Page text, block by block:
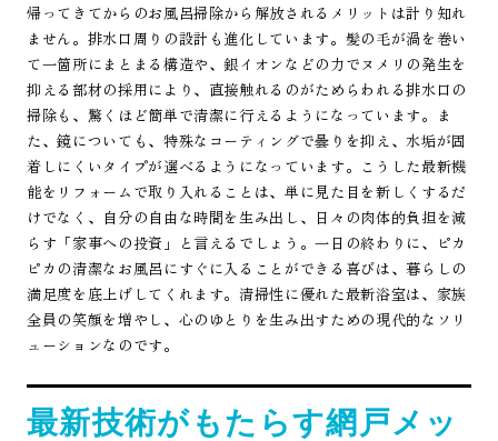
帰ってきてからのお風呂掃除から解放されるメリットは計り知れ
ません。排水口周りの設計も進化しています。髪の毛が渦を巻い
て一箇所にまとまる構造や、銀イオンなどの力でヌメリの発生を
抑える部材の採用により、直接触れるのがためらわれる排水口の
掃除も、驚くほど簡単で清潔に行えるようになっています。ま
た、鏡についても、特殊なコーティングで曇りを抑え、水垢が固
着しにくいタイプが選べるようになっています。こうした最新機
能をリフォームで取り入れることは、単に見た目を新しくするだ
けでなく、自分の自由な時間を生み出し、日々の肉体的負担を減
らす「家事への投資」と言えるでしょう。一日の終わりに、ピカ
ピカの清潔なお風呂にすぐに入ることができる喜びは、暮らしの
満足度を底上げしてくれます。清掃性に優れた最新浴室は、家族
全員の笑顔を増やし、心のゆとりを生み出すための現代的なソリ
ューションなのです。
最新技術がもたらす網戸メッ